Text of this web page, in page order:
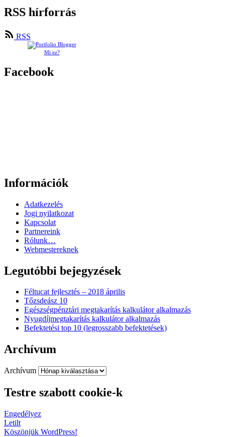
RSS hírforrás
RSS
Mi ez?
Facebook
Információk
Adatkezelés
Jogi nyilatkozat
Kapcsolat
Partnereink
Rólunk…
Webmestereknek
Legutóbbi bejegyzések
Féltucat fejlesztés – 2018 április
Tőzsdeász 10
Egészségpénztári megtakarítás kalkulátor alkalmazás
Nyugdíjmegtakarítás kalkulátor alkalmazás
Befektetési top 10 (legrosszabb befektetések)
Archívum
Archívum
Testre szabott cookie-k
Engedélyez
Letilt
Köszönjük WordPress!